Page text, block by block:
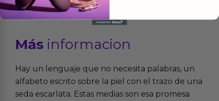
Más informacion
Hay un lenguaje que no necesita palabras, un
alfabeto escrito sobre la piel con el trazo de una
seda escarlata. Estas medias son esa promesa